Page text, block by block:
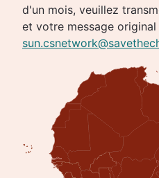
d'un mois, veuillez
et votre message original